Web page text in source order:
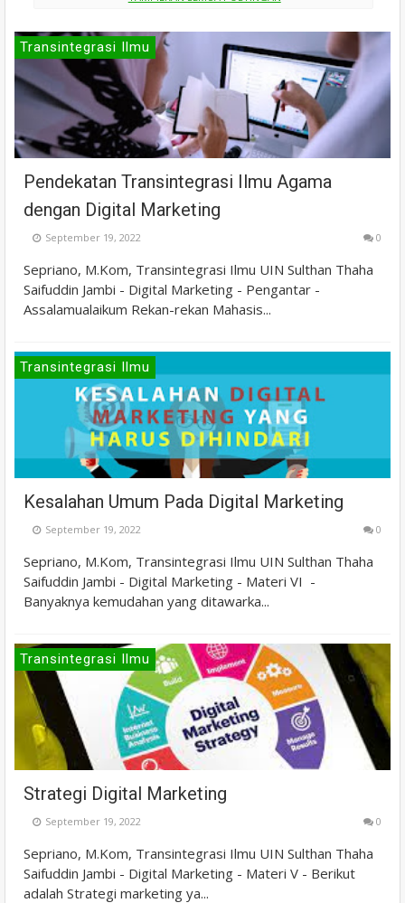
Transintegrasi Ilmu
Pendekatan Transintegrasi Ilmu Agama
dengan Digital Marketing
September 19, 2022 0
Sepriano, M.Kom, Transintegrasi Ilmu UIN Sulthan Thaha
Saifuddin Jambi - Digital Marketing - Pengantar -
Assalamualaikum Rekan-rekan Mahasis...
Transintegrasi Ilmu
Kesalahan Umum Pada Digital Marketing
September 19, 2022 0
Sepriano, M.Kom, Transintegrasi Ilmu UIN Sulthan Thaha
Saifuddin Jambi - Digital Marketing - Materi VI -
Banyaknya kemudahan yang ditawarka...
Transintegrasi Ilmu
Strategi Digital Marketing
September 19, 2022 0
Sepriano, M.Kom, Transintegrasi Ilmu UIN Sulthan Thaha
Saifuddin Jambi - Digital Marketing - Materi V - Berikut
adalah Strategi marketing ya...